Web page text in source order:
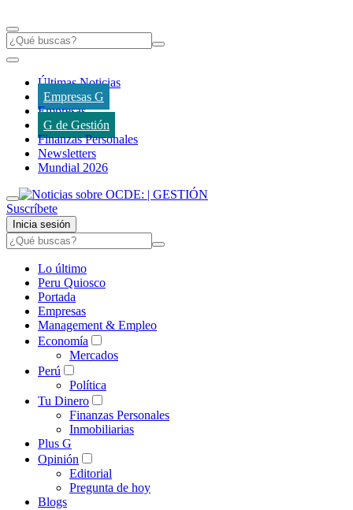
Últimas Noticias
Empresas G
Empresas
G de Gestión
Finanzas Personales
Newsletters
Mundial 2026
Suscríbete
Inicia sesión
Lo último
Peru Quiosco
Portada
Empresas
Management & Empleo
Economía
Mercados
Perú
Política
Tu Dinero
Finanzas Personales
Inmobiliarias
Plus G
Opinión
Editorial
Pregunta de hoy
Blogs